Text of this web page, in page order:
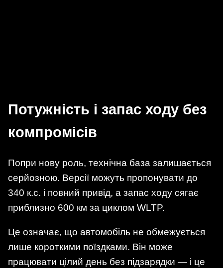
Потужність і запас ходу без
компромісів
Попри нову роль, технічна база залишається
серйозною. Версії можуть пропонувати до
340 к.с. і повний привід, а запас ходу сягає
приблизно 600 км за циклом WLTP.
Це означає, що автомобіль не обмежується
лише короткими поїздками. Він може
працювати цілий день без підзарядки — і це